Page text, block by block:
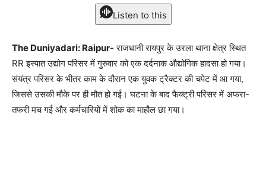
Listen to this
The Duniyadari: Raipur- राजधानी रायपुर के उरला थाना क्षेत्र स्थित
RR इस्पात उद्योग परिसर में गुरुवार को एक दर्दनाक औद्योगिक हादसा हो गया।
संयंत्र परिसर के भीतर काम के दौरान एक युवक ट्रैक्टर की चपेट में आ गया,
जिससे उसकी मौके पर ही मौत हो गई। घटना के बाद फैक्ट्री परिसर में अफरा-
तफरी मच गई और कर्मचारियों में शोक का माहौल छा गया।